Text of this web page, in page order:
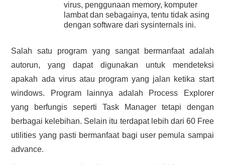
HASIL PENCARIAN
virus, penggunaan memory, komputer
lambat dan sebagainya, tentu tidak asing
dengan software dari sysinternals ini.
Salah satu program yang sangat bermanfaat adalah
autorun, yang dapat digunakan untuk mendeteksi
apakah ada virus atau program yang jalan ketika start
windows. Program lainnya adalah Process Explorer
yang berfungis seperti Task Manager tetapi dengan
berbagai kelebihan. Selain itu terdapat lebih dari 60 Free
utilities yang pasti bermanfaat bagi user pemula sampai
advance.